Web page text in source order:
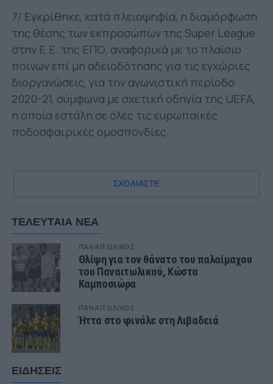
7/ Εγκρίθηκε, κατά πλειοψηφία, η διαμόρφωση
της θέσης των εκπροσώπων της Super League
στην Ε.Ε. της ΕΠΟ, αναφορικά με το πλαίσιο
ποινών επί μη αδειοδότησης για τις εγχώριες
διοργανώσεις, για την αγωνιστική περίοδο
2020-21, σύμφωνα με σχετική οδηγία της UEFA,
η οποία εστάλη σε όλες τις ευρωπαϊκές
ποδοσφαιρικές ομοσπονδίες.
ΣΧΟΛΙΑΣΤΕ
ΤΕΛΕΥΤΑΙΑ ΝΕΑ
ΠΑΝΑΙΤΩΛΙΚΟΣ
Θλίψη για τον θάνατο του παλαίμαχου
του Παναιτωλικού, Κώστα
Καμποσιώρα
ΠΑΝΑΙΤΩΛΙΚΟΣ
Ήττα στο φινάλε στη Λιβαδειά
ΕΙΔΗΣΕΙΣ